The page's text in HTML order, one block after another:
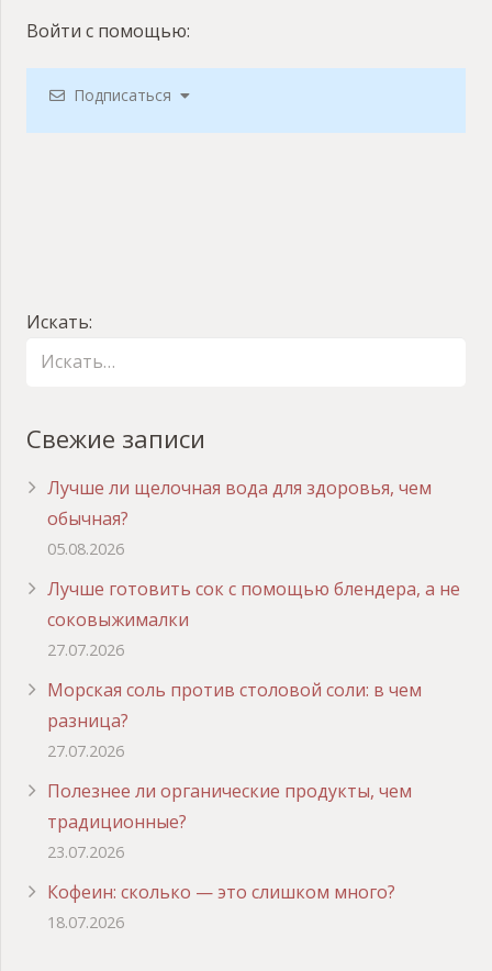
Войти с помощью:
Подписаться
Искать:
Свежие записи
Лучше ли щелочная вода для здоровья, чем
обычная?
05.08.2026
Лучше готовить сок с помощью блендера, а не
соковыжималки
27.07.2026
Морская соль против столовой соли: в чем
разница?
27.07.2026
Полезнее ли органические продукты, чем
традиционные?
23.07.2026
Кофеин: сколько — это слишком много?
18.07.2026